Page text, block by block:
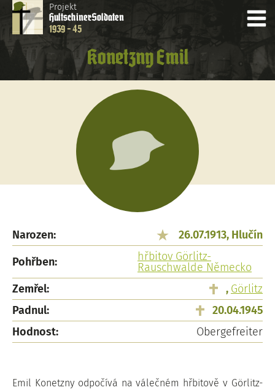
Projekt
HultschinerSoldaten
1939 - 45
Konetzny Emil
Narozen:
26.07.1913, Hlučín
Pohřben:
hřbitov Görlitz-
Rauschwalde Německo
Zemřel:
, Görlitz
Padnul:
20.04.1945
Hodnost:
Obergefreiter
Emil Konetzny odpočívá na válečném hřbitově v Görlitz-